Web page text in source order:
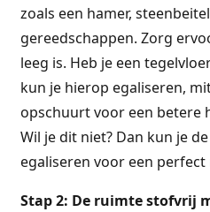
zoals een hamer,
gereedschappen. Zorg
leeg is. Heb je een
kun je hierop egaliseren,
opschuurt voor een betere
Wil je dit niet? Dan kun je
egaliseren voor een
Stap 2: De ruimte stofvrij